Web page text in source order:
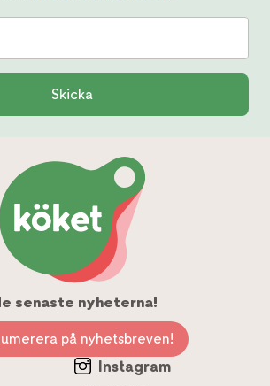
Skicka
senaste nyheterna!
på nyhetsbreven!
Instagram